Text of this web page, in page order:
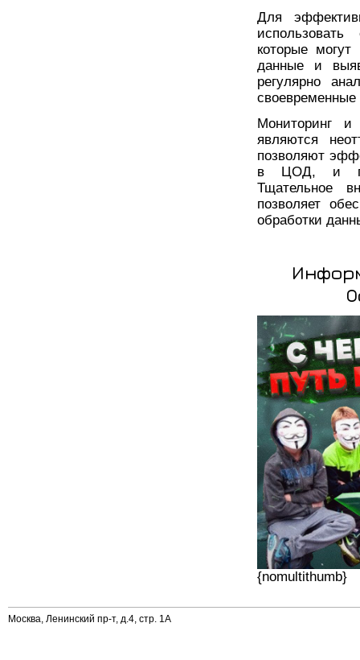
Для
которые могут
данные и
регулярно
Мониторинг и
являются
позволяют
в ЦОД, и
Тщательное
позволяет
обработки
{nomultithumb}
Москва, Ленинский пр-т, д.4, стр. 1А